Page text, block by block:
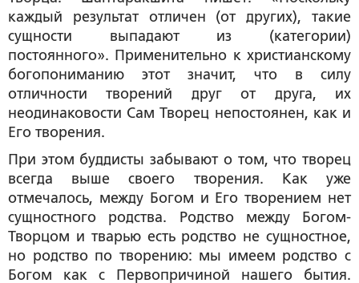
каждый результат отличен (от других), такие
сущности выпадают из (категории)
постоянного». Применительно к христианскому
богопониманию этот значит, что в силу
отличности творений друг от друга, их
неодинаковости Сам Творец непостоянен, как и
Его творения.
При этом буддисты забывают о том, что творец
всегда выше своего творения. Как уже
отмечалось, между Богом и Его творением нет
сущностного родства. Родство между Богом-
Творцом и тварью есть родство не сущностное,
но родство по творению: мы имеем родство с
Богом как с Первопричиной нашего бытия.